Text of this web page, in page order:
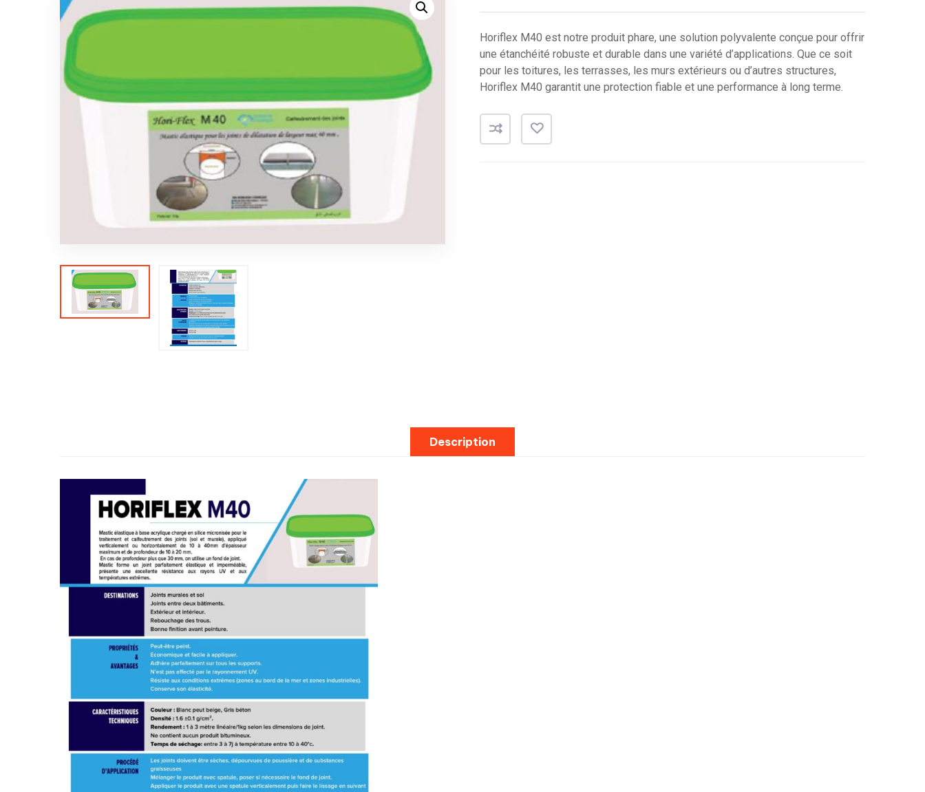
Horiflex M40 est notre produit phare, une solution polyvalente conçue pour offrir
une étanchéité robuste et durable dans une variété d’applications. Que ce soit
pour les toitures, les terrasses, les murs extérieurs ou d’autres structures,
Horiflex M40 garantit une protection fiable et une performance à long terme.
Description